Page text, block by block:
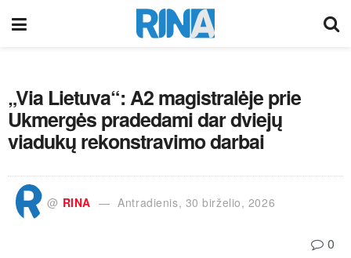
„Via Lietuva“: A2 magistralėje prie
Ukmergės pradedami dar dviejų
viadukų rekonstravimo darbai
@ RINA Antradienis, 30 birželio, 2026
0